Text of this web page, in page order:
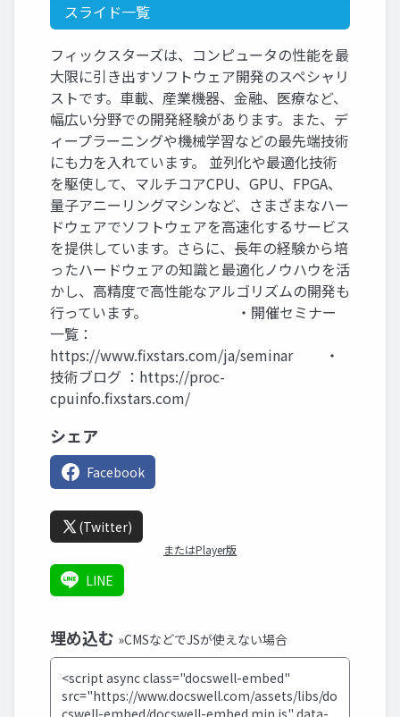
スライド一覧
フィックスターズは、コンピュータの性能を最
大限に引き出すソフトウェア開発のスペシャリ
ストです。車載、産業機器、金融、医療など、
幅広い分野での開発経験があります。また、デ
ィープラーニングや機械学習などの最先端技術
にも力を入れています。 並列化や最適化技術
を駆使して、マルチコアCPU、GPU、FPGA、
量子アニーリングマシンなど、さまざまなハー
ドウェアでソフトウェアを高速化するサービス
を提供しています。さらに、長年の経験から培
ったハードウェアの知識と最適化ノウハウを活
かし、高精度で高性能なアルゴリズムの開発も
行っています。 ・開催セミナー
一覧：
https://www.fixstars.com/ja/seminar ・
技術ブログ ：https://proc-
cpuinfo.fixstars.com/
シェア
Facebook
(Twitter)
またはPlayer版
LINE
埋め込む »CMSなどでJSが使えない場合